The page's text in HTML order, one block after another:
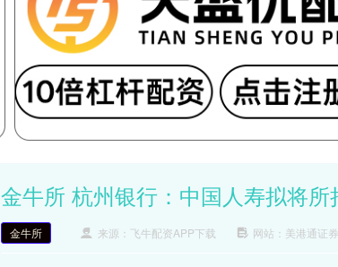
金牛所 杭州银行：中国人寿拟将
金牛所 来源：飞牛配资APP下载 网站：美港通证券